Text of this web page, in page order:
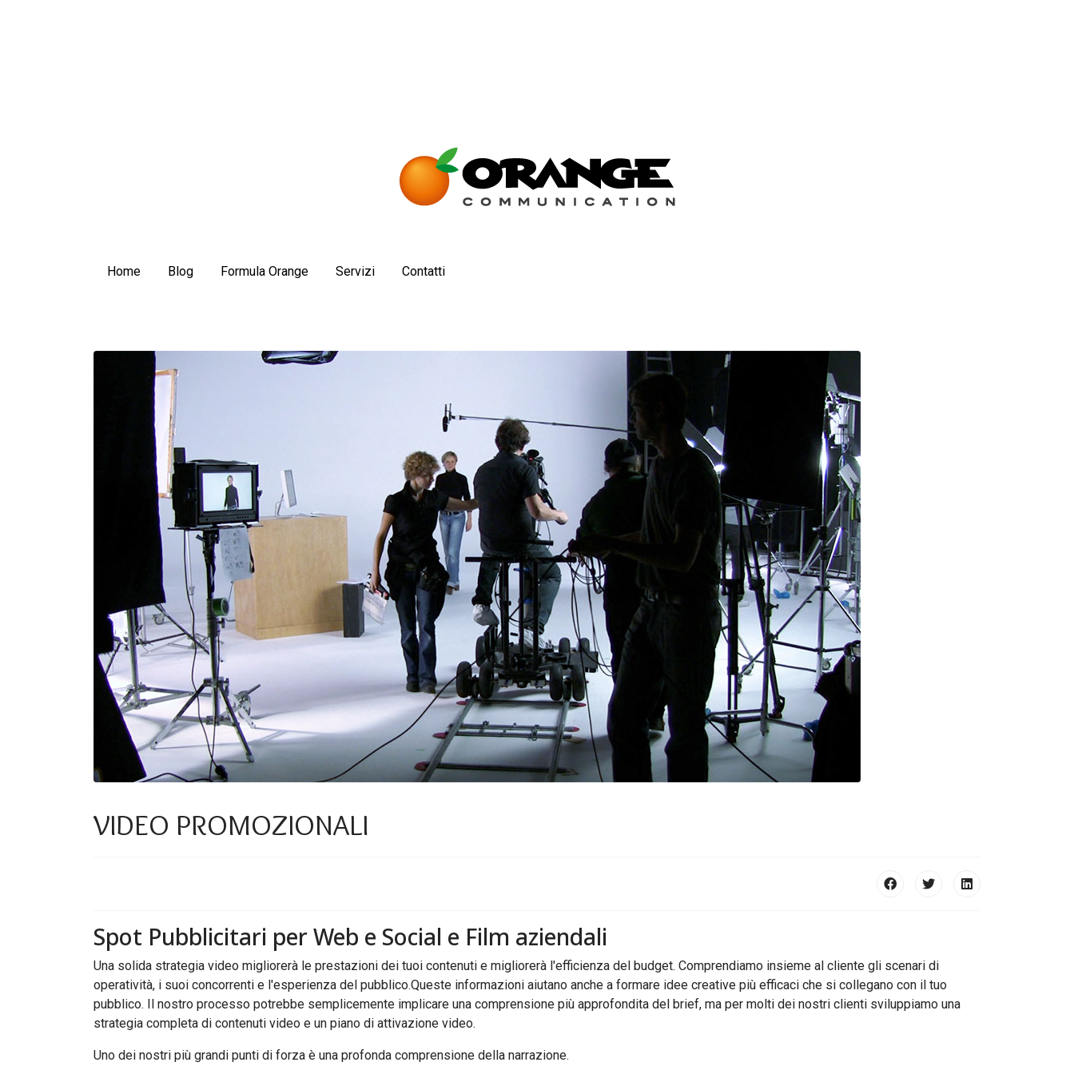
Home Blog Formula Orange Servizi Contatti
VIDEO PROMOZIONALI
Spot Pubblicitari perWeb e Social e Film aziendali
Una solida strategia video migliorerà le prestazioni dei tuoi contenuti e migliorerà l'efficienza del budget. Comprendiamo insieme al cliente gli scenari di
operatività, i suoi concorrenti e l'esperienza del pubblico.Queste informazioni aiutano anche a formare idee creative più efficaci che si collegano con il tuo
pubblico. Il nostro processo potrebbe semplicemente implicare una comprensione più approfondita del brief, ma per molti dei nostri clienti sviluppiamo una
strategia completa di contenuti video e un piano di attivazione video.
Uno dei nostri più grandi punti di forza è una profonda comprensione della narrazione.